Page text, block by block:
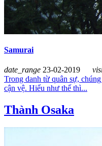
Samurai
date_range 23-02-2019
Trong danh từ quân sự,
cận vệ. Hiểu như thế thì...
Thành Osaka